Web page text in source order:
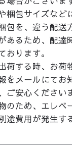
梱包サイズなど
包を、違う配送
あるため、配達
おります。
荷する時、お荷
をメールにてお
ご安心ください
のため、エレベ
途費用が発生す